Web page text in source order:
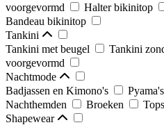
voorgevormd
Halter bikinitop
Bandeau bikinitop
Tankini
Tankini met beugel
Tankini
voorgevormd
Nachtmode
Badjassen en Kimono's
Nachthemden
Broeken Tops
Shapewear